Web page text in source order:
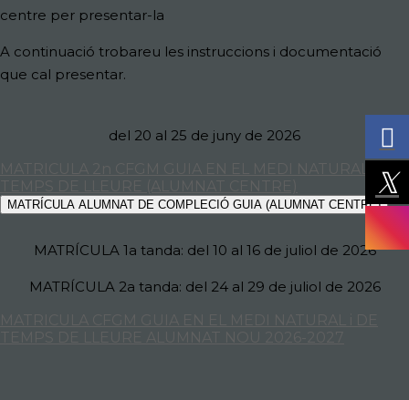
centre per presentar-la
A continuació trobareu les instruccions i documentació
que cal presentar.
del 20 al 25 de juny de 2026
MATRICULA 2n CFGM GUIA EN EL MEDI NATURAL i DE
MATRÍCULA ALUMNAT DE COMPLECIÓ GUIA (ALUMNAT CENTRE)
MATRÍCULA 1a tanda: del 10 al 16 de juliol de 2026
MATRÍCULA 2a tanda: del 24 al 29 de juliol de 2026
TEMPS DE LLEURE ALUMNAT NOU 2026-2027